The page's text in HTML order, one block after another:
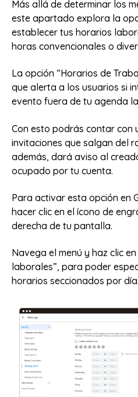
Más allá de determinar los
este apartado explora la
establecer tus horarios
horas convencionales o
La opción “Horarios de
que alerta a los usuarios si
evento fuera de tu agenda
Con esto podrás contar con
invitaciones que salgan del
además, dará aviso al
ocupado por tu cuenta.
Para activar esta opción en
hacer clic en el ícono de
derecha de tu pantalla.
Navega el menú y haz clic
laborales”, para poder
horarios seccionados por día.